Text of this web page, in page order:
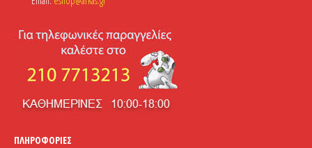
ΠΛΗΡΟΦΟΡΊΕΣ